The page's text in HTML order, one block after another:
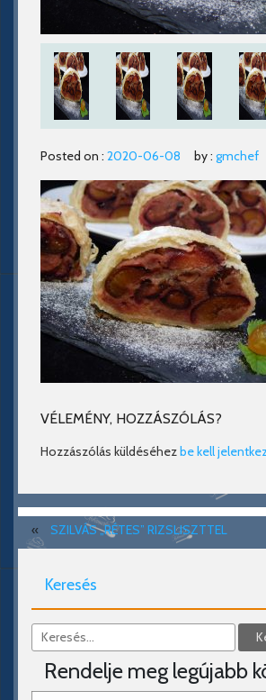
Posted on : 2020-06-08 by : gmchef
VÉLEMÉNY, HOZZÁSZÓLÁS?
Hozzászólás küldéséhezbe kell
« SZILVÁS „RÉTES” RIZSLISZTTEL
Keresés
Rendelje meg legújabb